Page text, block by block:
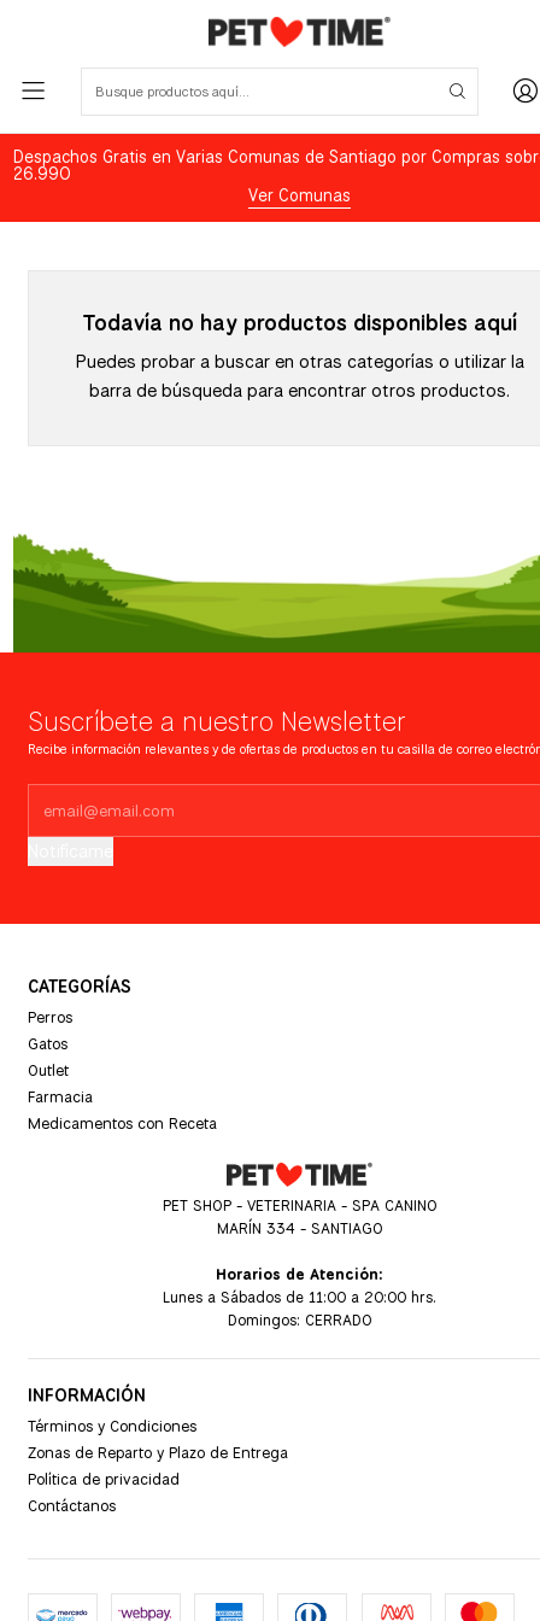
Despachos Gratis en Varias Comunas de Santiago por Compras
26.990
Ver Comunas
Todavía no hay productos disponibles aquí
Puedes probar a buscar en otras categorías o utilizar la
barra de búsqueda para encontrar otros productos.
Suscríbete a nuestro Newsletter
Recibe información relevantes y de ofertas de productos en tu casilla de correo
CATEGORÍAS
Perros
Gatos
Outlet
Farmacia
Medicamentos con Receta
PET SHOP - VETERINARIA - SPA CANINO
MARÍN 334 - SANTIAGO
Horarios de Atención:
Lunes a Sábados de 11:00 a 20:00 hrs.
Domingos: CERRADO
INFORMACIÓN
Términos y Condiciones
Zonas de Reparto y Plazo de Entrega
Política de privacidad
Contáctanos